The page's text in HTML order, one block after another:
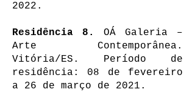
2022.
Residência 8.
OÁ Galeria –
Arte Contemporânea.
Vitória/ES . Período de
residência: 08 de fevereiro
a 26 de março de 2021.